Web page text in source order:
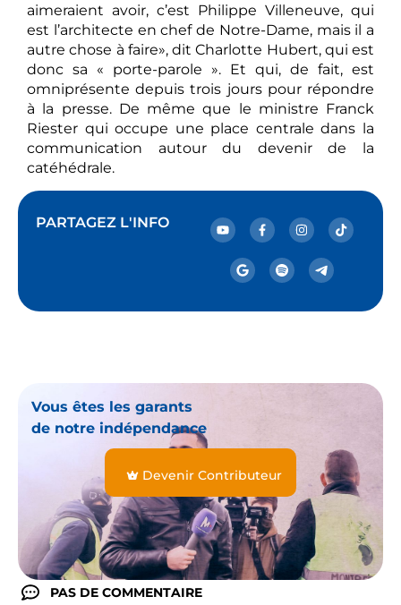
aimeraient avoir, c’est Philippe Villeneuve, qui
est l’architecte en chef de Notre-Dame, mais il a
autre chose à faire», dit Charlotte Hubert, qui est
donc sa « porte-parole ». Et qui, de fait, est
omniprésente depuis trois jours pour répondre
à la presse. De même que le ministre Franck
Riester qui occupe une place centrale dans la
communication autour du devenir de la
catéhédrale.
PARTAGEZ L'INFO
Vous êtes les garants
de notre indépendance
Devenir Contributeur
PAS DE COMMENTAIRE